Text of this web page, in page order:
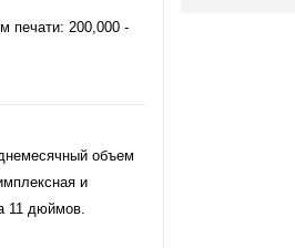
печати: 200,000 -
объем
и
11 дюймов.